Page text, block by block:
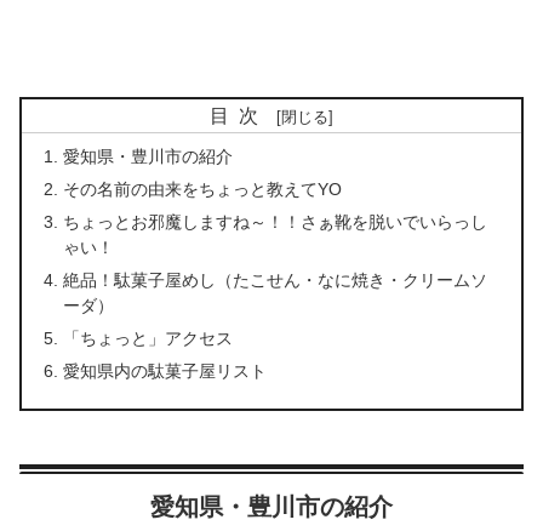
目次
愛知県・豊川市の紹介
その名前の由来をちょっと教えてYO
ちょっとお邪魔しますね～！！さぁ靴を脱いでいらっし
ゃい！
絶品！駄菓子屋めし（たこせん・なに焼き・クリームソ
ーダ）
「ちょっと」アクセス
愛知県内の駄菓子屋リスト
愛知県・豊川市の紹介